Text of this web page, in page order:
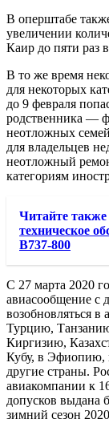
В оперштабе
увеличении
Каир до пяти раз
В то же время
для некоторых
до 9 февраля
родственника —
неотложных
для владельцев
неотложный
категориям
Читайте также
техническое
B737-800
С 27 марта 2020
авиасообщение с
возобновляться в
Турцию,
Киргизию,
Кубу, в Эфиопию,
другие страны.
авиакомпании к
допусков выдана
зимний сезон